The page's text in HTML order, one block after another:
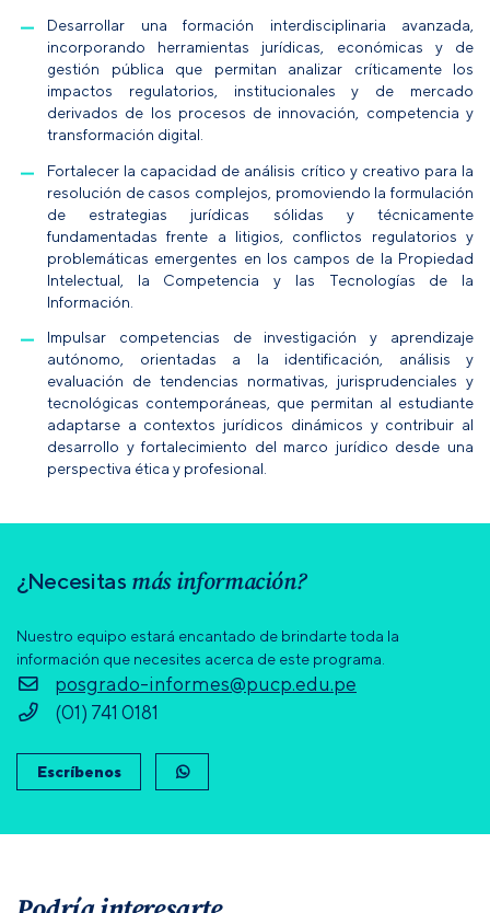
Desarrollar una formación interdisciplinaria avanzada,
incorporando herramientas jurídicas, económicas y de
gestión pública que permitan analizar críticamente los
impactos regulatorios, institucionales y de mercado
derivados de los procesos de innovación, competencia y
transformación digital.
Fortalecer la capacidad de análisis crítico y creativo para la
resolución de casos complejos, promoviendo la formulación
de estrategias jurídicas sólidas y técnicamente
fundamentadas frente a litigios, conflictos regulatorios y
problemáticas emergentes en los campos de la Propiedad
Intelectual, la Competencia y las Tecnologías de la
Información.
Impulsar competencias de investigación y aprendizaje
autónomo, orientadas a la identificación, análisis y
evaluación de tendencias normativas, jurisprudenciales y
tecnológicas contemporáneas, que permitan al estudiante
adaptarse a contextos jurídicos dinámicos y contribuir al
desarrollo y fortalecimiento del marco jurídico desde una
perspectiva ética y profesional.
¿Necesitas más información?
Nuestro equipo estará encantado de brindarte toda la
información que necesites acerca de este programa.
posgrado-informes@pucp.edu.pe
(01) 741 0181
Escríbenos